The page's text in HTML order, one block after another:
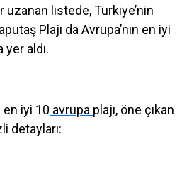
uzanan listede, Türkiye’nin
Plajı da Avrupa’nın en iyi
yer aldı.
en iyi 10 avrupa plajı, öne çıkan
detayları: